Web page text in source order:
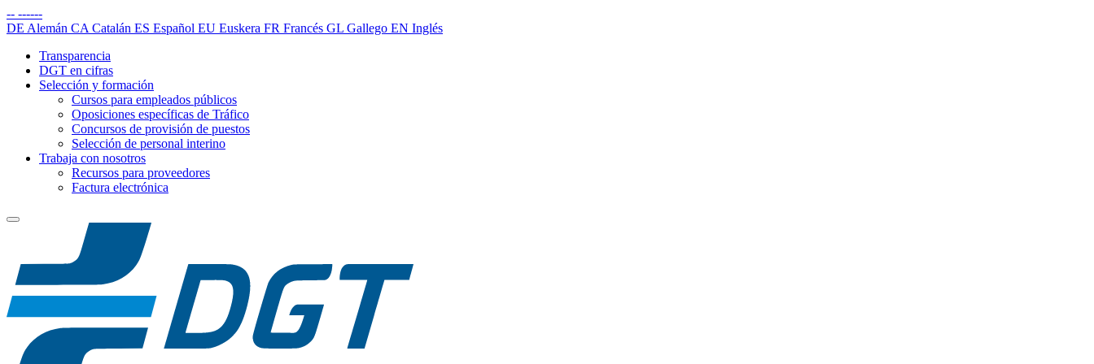
-- ------
DE Alemán CA Catalán ES Español EU Euskera FR Francés GL Gallego EN Inglés
Transparencia
DGT en cifras
Selección y formación
Cursos para empleados públicos
Oposiciones específicas de Tráfico
Concursos de provisión de puestos
Selección de personal interino
Trabaja con nosotros
Recursos para proveedores
Factura electrónica